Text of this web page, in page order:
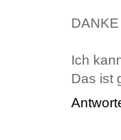
Ich
Das ist